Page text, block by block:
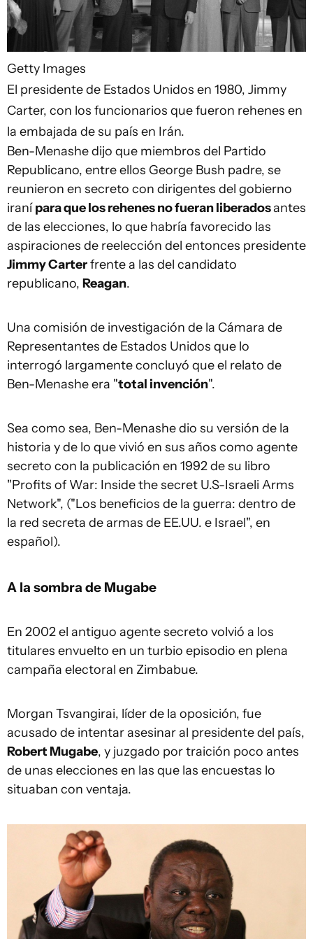
Getty Images
El presidente de Estados Unidos en 1980, Jimmy
Carter, con los funcionarios que fueron rehenes en
la embajada de su país en Irán.
Ben-Menashe dijo que miembros del Partido
Republicano, entre ellos George Bush padre, se
reunieron en secreto con dirigentes del gobierno
iranípara que los rehenes no fueran liberadosantes
de las elecciones, lo que habría favorecido las
aspiraciones de reelección del entonces presidente
Jimmy Carterfrente a las del candidato
republicano, Reagan.
Una comisión de investigación de la Cámara de
Representantes de Estados Unidos que lo
interrogó largamente concluyó que el relato de
Ben-Menashe era "total invención".
Sea como sea, Ben-Menashe dio su versión de la
historia y de lo que vivió en sus años como agente
secreto con la publicación en 1992 de su libro
"Profits of War: Inside the secret U.S-Israeli Arms
Network", ("Los beneficios de la guerra: dentro de
la red secreta de armas de EE.UU. e Israel", en
español).
A la sombra de Mugabe
En 2002 el antiguo agente secreto volvió a los
titulares envuelto en un turbio episodio en plena
campaña electoral en Zimbabue.
Morgan Tsvangirai, líder de la oposición, fue
acusado de intentar asesinar al presidente del país,
Robert Mugabe, y juzgado por traición poco antes
de unas elecciones en las que las encuestas lo
situaban con ventaja.